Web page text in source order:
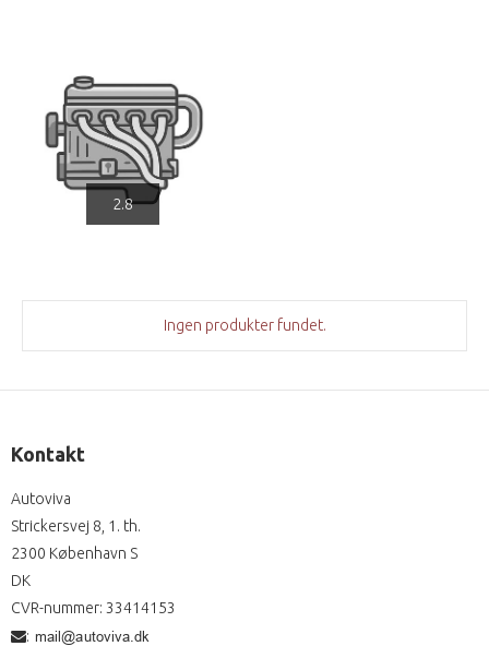
2.8
Ingen produkter fundet.
Kontakt
Autoviva
Strickersvej 8, 1. th.
2300 København S
DK
CVR-nummer: 33414153
: